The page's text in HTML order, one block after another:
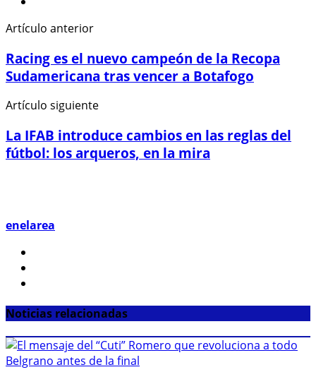
Artículo anterior
Racing es el nuevo campeón de la Recopa
Sudamericana tras vencer a Botafogo
Artículo siguiente
La IFAB introduce cambios en las reglas del
fútbol: los arqueros, en la mira
enelarea
Noticias relacionadas